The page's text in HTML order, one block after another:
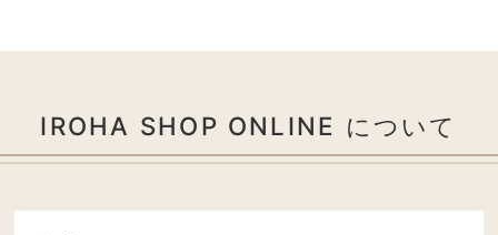
IROHA SHOP ONLINE について